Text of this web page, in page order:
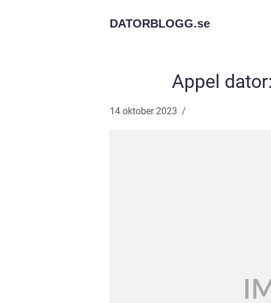
DATORBLOGG.se
Appel
14 oktober 2023